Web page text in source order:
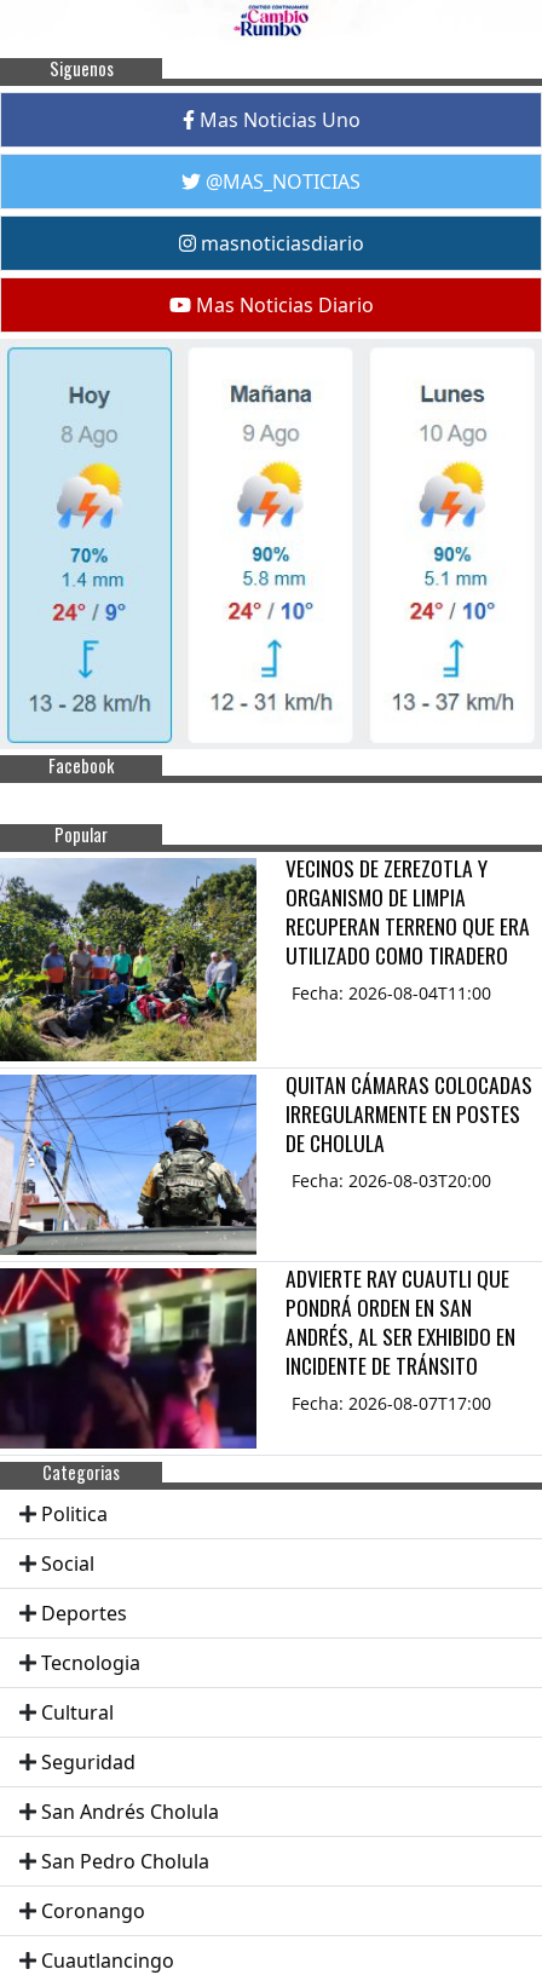
Siguenos
Mas Noticias Uno
@MAS_NOTICIAS
masnoticiasdiario
Mas Noticias Diario
Facebook
Popular
VECINOS DE ZEREZOTLA Y
ORGANISMO DE LIMPIA
RECUPERAN TERRENO QUE ERA
UTILIZADO COMO TIRADERO
Fecha: 2026-08-04T11:00
QUITAN CÁMARAS COLOCADAS
IRREGULARMENTE EN POSTES
DE CHOLULA
Fecha: 2026-08-03T20:00
ADVIERTE RAY CUAUTLI QUE
PONDRÁ ORDEN EN SAN
ANDRÉS, AL SER EXHIBIDO EN
INCIDENTE DE TRÁNSITO
Fecha: 2026-08-07T17:00
Categorias
Politica
Social
Deportes
Tecnologia
Cultural
Seguridad
San Andrés Cholula
San Pedro Cholula
Coronango
Cuautlancingo